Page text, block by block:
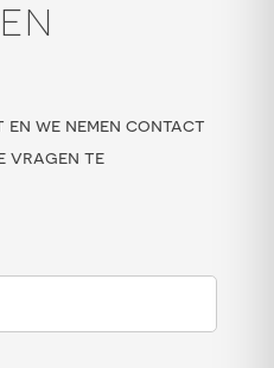
we nemen contact
vragen te